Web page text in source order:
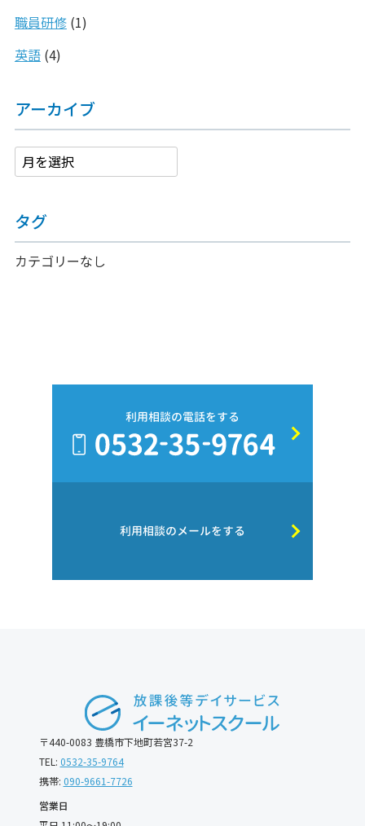
職員研修(1)
英語(4)
アーカイブ
タグ
カテゴリーなし
利用相談の電話をする
利用相談のメールをする
〒440-0083 豊橋市下地町若宮37-2
TEL: 0532-35-9764
携帯: 090-9661-7726
営業日